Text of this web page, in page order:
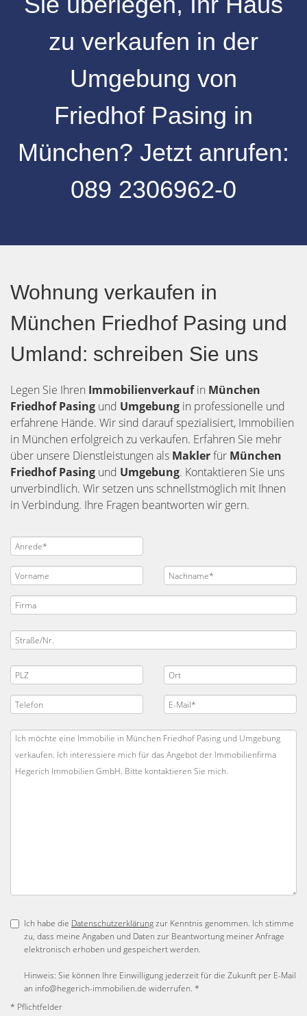
zu verkaufen in der
Umgebung von
Friedhof Pasing in
München? Jetzt anrufen:
089 2306962-0
Wohnung verkaufen in
München Friedhof Pasing und
Umland: schreiben Sie uns
Legen Sie Ihren Immobilienverkaufin München
Friedhof Pasing und Umgebung in professionelle und
erfahrene Hände. Wir sind darauf spezialisiert, Immobilien
in München erfolgreich zu verkaufen. Erfahren Sie mehr
über unsere Dienstleistungen als Maklerfür München
Friedhof Pasing und Umgebung. Kontaktieren Sie uns
unverbindlich. Wir setzen uns schnellstmöglich mit Ihnen
in Verbindung. Ihre Fragen beantworten wir gern.
Ich habe die Datenschutzerklärungzur Kenntnis genommen. Ich stimme
zu, dass meine Angaben und Daten zur Beantwortung meiner Anfrage
elektronisch erhoben und gespeichert werden.
Hinweis: Sie können Ihre Einwilligung jederzeit für die Zukunft per E-Mail
an info@hegerich-immobilien.de widerrufen. *
* Pflichtfelder